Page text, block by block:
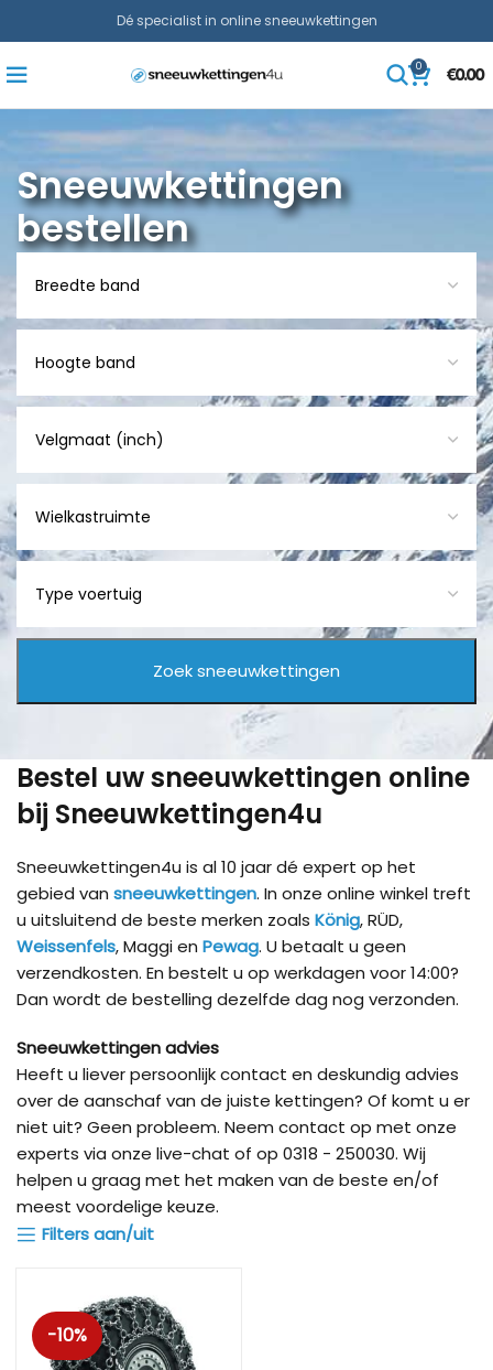
Dé specialist in online sneeuwkettingen
0
€0.00
Sneeuwkettingen
bestellen
Bestel uw sneeuwkettingen online
bij Sneeuwkettingen4u
Sneeuwkettingen4u is al 10 jaar dé expert op het
gebied van sneeuwkettingen. In onze online winkel treft
u uitsluitend de beste merken zoals König, RÜD,
Weissenfels, Maggi en Pewag. U betaalt u geen
verzendkosten. En bestelt u op werkdagen voor 14:00?
Dan wordt de bestelling dezelfde dag nog verzonden.
Sneeuwkettingen advies
Heeft u liever persoonlijk contact en deskundig advies
over de aanschaf van de juiste kettingen? Of komt u er
niet uit? Geen probleem. Neem contact op met onze
experts via onze live-chat of op 0318 - 250030. Wij
helpen u graag met het maken van de beste en/of
meest voordelige keuze.
Filters aan/uit
-10%